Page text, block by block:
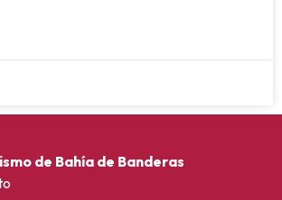
de Bahía de Banderas